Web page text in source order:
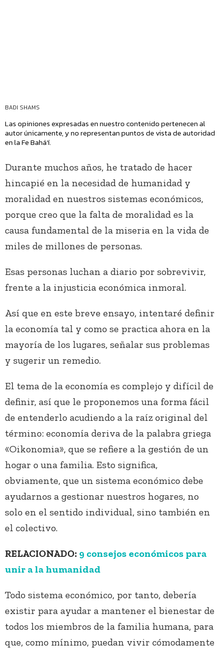
BADI SHAMS
Las opiniones expresadas en nuestro contenido pertenecen al
autor únicamente, y no representan puntos de vista de autoridad
en la Fe Bahá’í.
Durante muchos años, he tratado de hacer
hincapié en la necesidad de humanidad y
moralidad en nuestros sistemas económicos,
porque creo que la falta de moralidad es la
causa fundamental de la miseria en la vida de
miles de millones de personas.
Esas personas luchan a diario por sobrevivir,
frente a la injusticia económica inmoral.
Así que en este breve ensayo, intentaré definir
la economía tal y como se practica ahora en la
mayoría de los lugares, señalar sus problemas
y sugerir un remedio.
El tema de la economía es complejo y difícil de
definir, así que le proponemos una forma fácil
de entenderlo acudiendo a la raíz original del
término: economía deriva de la palabra griega
«Oikonomia», que se refiere a la gestión de un
hogar o una familia. Esto significa,
obviamente, que un sistema económico debe
ayudarnos a gestionar nuestros hogares, no
solo en el sentido individual, sino también en
el colectivo.
RELACIONADO: 9 consejos económicos para
unir a la humanidad
Todo sistema económico, por tanto, debería
existir para ayudar a mantener el bienestar de
todos los miembros de la familia humana, para
que, como mínimo, puedan vivir cómodamente